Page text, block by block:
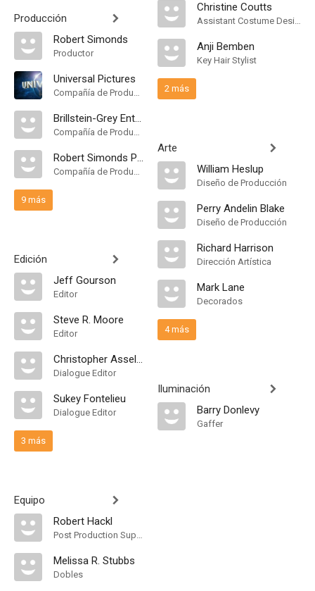
Producción
Robert Simonds
Productor
Universal Pictures
Compañía de Produccion
Brillstein-Grey Entertainment
Compañía de Produccion
Robert Simonds Productions
Compañía de Produccion
9 más
Edición
Jeff Gourson
Editor
Steve R. Moore
Editor
Christopher Assells
Dialogue Editor
Sukey Fontelieu
Dialogue Editor
3 más
Equipo
Robert Hackl
Post Production Supervisor
Melissa R. Stubbs
Dobles
Christine Coutts
Assistant Costume Designer
Anji Bemben
Key Hair Stylist
2 más
Arte
William Heslup
Diseño de Producción
Perry Andelin Blake
Diseño de Producción
Richard Harrison
Dirección Artística
Mark Lane
Decorados
4 más
Iluminación
Barry Donlevy
Gaffer